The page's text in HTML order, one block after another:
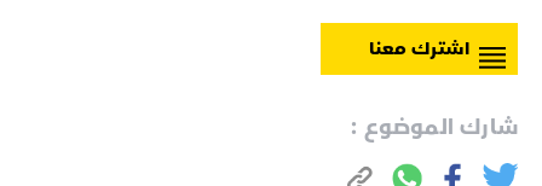
اشترك معنا
شارك الموضوع :